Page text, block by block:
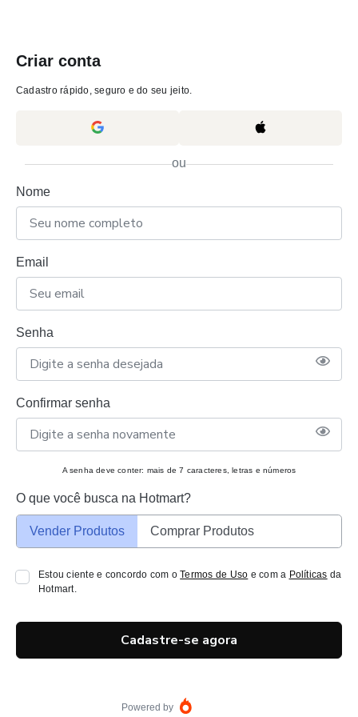
Criar conta
Cadastro rápido, seguro e do seu jeito.
ou
Nome
Email
Senha
Confirmar senha
A senha deve conter: mais de 7 caracteres, letras e números
O que você busca na Hotmart?
Vender Produtos Comprar Produtos
Estou ciente e concordo com oTermos de Uso e com a Políticas da
Hotmart.
Cadastre-se agora
Powered by